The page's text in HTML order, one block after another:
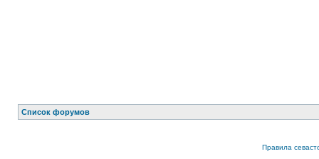
Список форумов
Правила